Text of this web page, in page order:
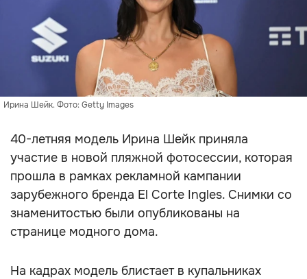
Ирина Шейк. Фото: Getty Images
40-летняя модель Ирина Шейк приняла
участие в новой пляжной фотосессии, которая
прошла в рамках рекламной кампании
зарубежного бренда El Corte Ingles. Снимки со
знаменитостью были опубликованы на
странице модного дома.
На кадрах модель блистает в купальниках